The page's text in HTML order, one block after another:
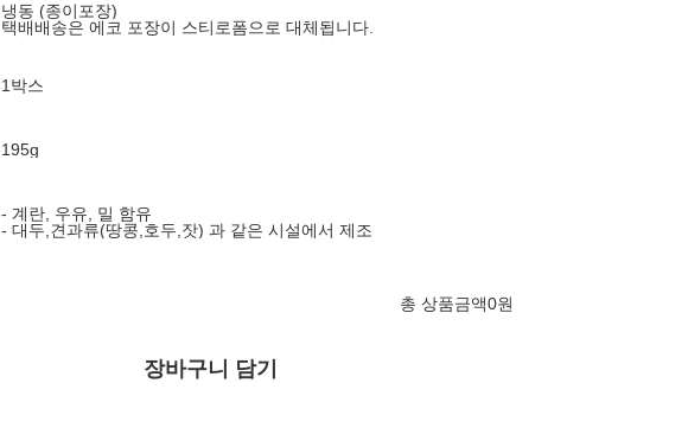
냉동 (종이포장)
택배배송은 에코 포장이 스티로폼으로 대체됩니다.
1박스
195g
- 계란, 우유, 밀 함유
- 대두,견과류(땅콩,호두,잣) 과 같은 시설에서 제조
총 상품금액0원
장바구니 담기